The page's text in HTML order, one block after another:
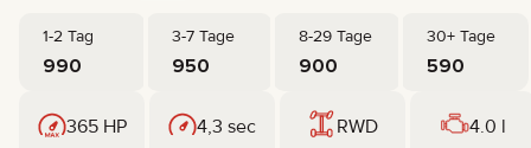
1-2 Tag 3-7 Tage 8-29 Tage 30+ Tage
990 950 900 590
365 HP 4,3 sec RWD 4.0 l